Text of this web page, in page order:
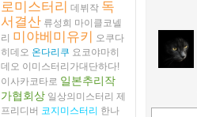
로미스터리 데뷔작 독
서결산 류성희 마이클코넬
리 미야베미유키 오쿠다
히데오 온다리쿠 요코야마히
데오 이미스터리가대단하다!
이사카코타로 일본추리작
가협회상 일상의미스터리 제
프리디버 코지미스터리 한나